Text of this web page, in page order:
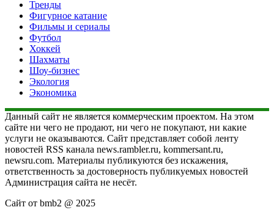
Тренды
Фигурное катание
Фильмы и сериалы
Футбол
Хоккей
Шахматы
Шоу-бизнес
Экология
Экономика
Данный сайт не является коммерческим проектом. На этом
сайте ни чего не продают, ни чего не покупают, ни какие
услуги не оказываются. Сайт представляет собой ленту
новостей RSS канала news.rambler.ru, kommersant.ru,
newsru.com. Материалы публикуются без искажения,
ответственность за достоверность публикуемых новостей
Администрация сайта не несёт.
Сайт от bmb2 @ 2025